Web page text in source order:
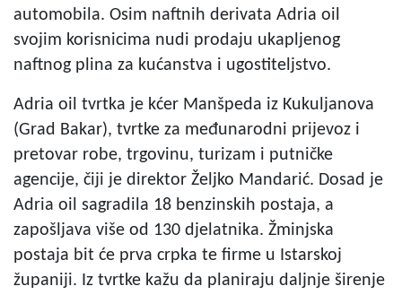
automobila. Osim naftnih derivata Adria oil
svojim korisnicima nudi prodaju ukapljenog
naftnog plina za kućanstva i ugostiteljstvo.
Adria oil tvrtka je kćer Manšpeda iz Kukuljanova
(Grad Bakar), tvrtke za međunarodni prijevoz i
pretovar robe, trgovinu, turizam i putničke
agencije, čiji je direktor Željko Mandarić. Dosad je
Adria oil sagradila 18 benzinskih postaja, a
zapošljava više od 130 djelatnika. Žminjska
postaja bit će prva crpka te firme u Istarskoj
županiji. Iz tvrtke kažu da planiraju daljnje širenje